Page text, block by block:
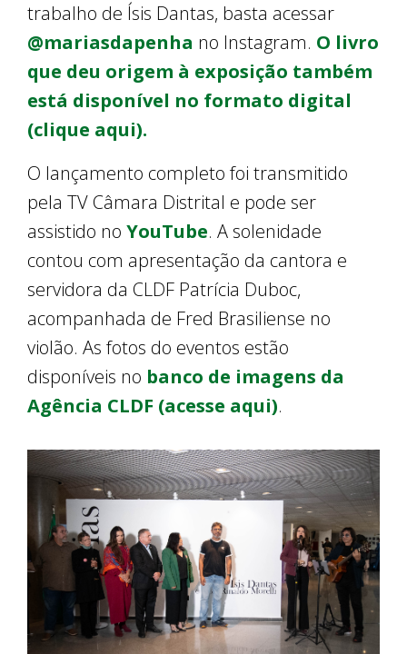
trabalho de Ísis Dantas, basta acessar
@mariasdapenha no Instagram. O livro
que deu origem à exposição também
está disponível no formato digital
(clique aqui).
O lançamento completo foi transmitido
pela TV Câmara Distrital e pode ser
assistido no YouTube. A solenidade
contou com apresentação da cantora e
servidora da CLDF Patrícia Duboc,
acompanhada de Fred Brasiliense no
violão. As fotos do eventos estão
disponíveis no banco de imagens da
Agência CLDF (acesse aqui).